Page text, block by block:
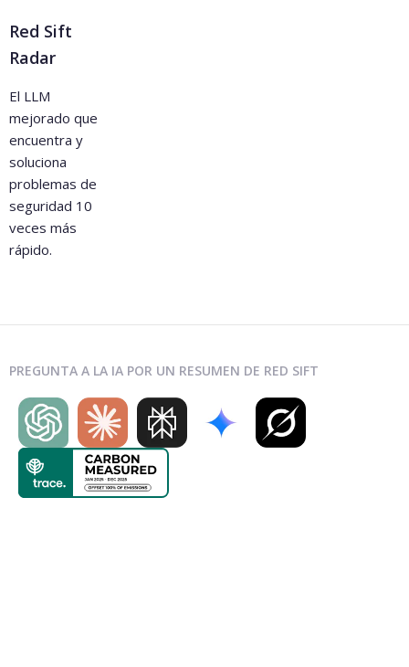
Red Sift
Radar
El LLM
mejorado que
encuentra y
soluciona
problemas de
seguridad 10
veces más
rápido.
PREGUNTA A LA IA POR UN RESUMEN DE RED SIFT